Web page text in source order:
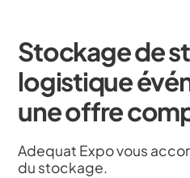
Stockage de
logistique
une offre
Adequat Expo vous
du stockage.